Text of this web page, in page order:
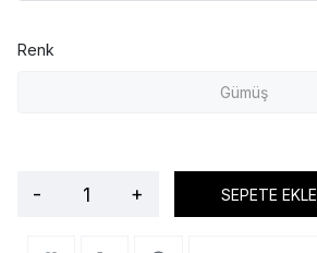
Renk
Gümüş
- + SEPETE EKLE